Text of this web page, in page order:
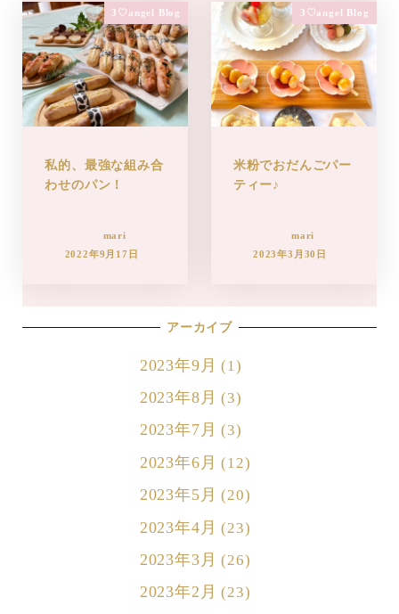
3♡angel Blog
私的、最強な組み合
わせのパン！
mari
2022年9月17日
3♡angel Blog
米粉でおだんごパー
ティー♪
mari
2023年3月30日
アーカイブ
2023年9月 (1)
2023年8月 (3)
2023年7月 (3)
2023年6月 (12)
2023年5月 (20)
2023年4月 (23)
2023年3月 (26)
2023年2月 (23)